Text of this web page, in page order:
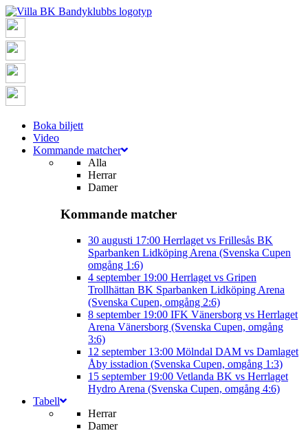
Boka biljett
Video
Kommande matcher
Alla
Herrar
Damer
Kommande matcher
30 augusti 17:00 Herrlaget vs Frillesås BK
Sparbanken Lidköping Arena (Svenska Cupen
omgång 1:6)
4 september 19:00 Herrlaget vs Gripen
Trollhättan BK Sparbanken Lidköping Arena
(Svenska Cupen, omgång 2:6)
8 september 19:00 IFK Vänersborg vs Herrlaget
Arena Vänersborg (Svenska Cupen, omgång
3:6)
12 september 13:00 Mölndal DAM vs Damlaget
Åby isstadion (Svenska Cupen, omgång 1:3)
15 september 19:00 Vetlanda BK vs Herrlaget
Hydro Arena (Svenska Cupen, omgång 4:6)
Tabell
Herrar
Damer